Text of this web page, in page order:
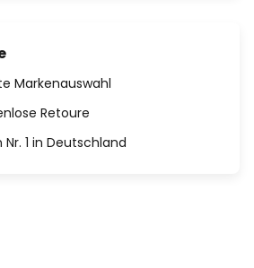
Markenauswahl
Retoure
1 in Deutschland